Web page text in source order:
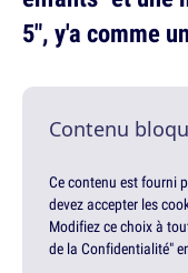
5", y'a comme
Contenu
Ce contenu est fourni
devez accepter les
Modifiez ce choix à
de la Confidentialité"